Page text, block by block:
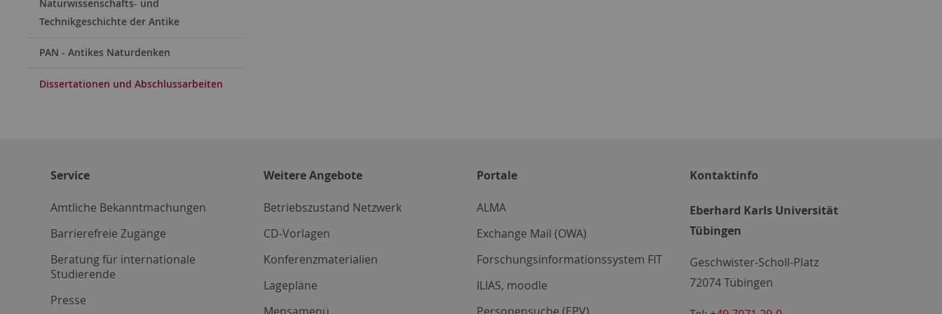
Naturwissenschafts- und
Technikgeschichte der Antike
PAN - Antikes Naturdenken
Dissertationen und Abschlussarbeiten
Service
Amtliche Bekanntmachungen
Barrierefreie Zugänge
Beratung für internationale
Studierende
Presse
Weitere Angebote
Betriebszustand Netzwerk
CD-Vorlagen
Konferenzmaterialien
Lagepläne
Portale
ALMA
Exchange Mail (OWA)
Forschungsinformationssystem FIT
ILIAS, moodle
Kontaktinfo
Eberhard Karls Universität
Tübingen
Geschwister-Scholl-Platz
72074 Tübingen